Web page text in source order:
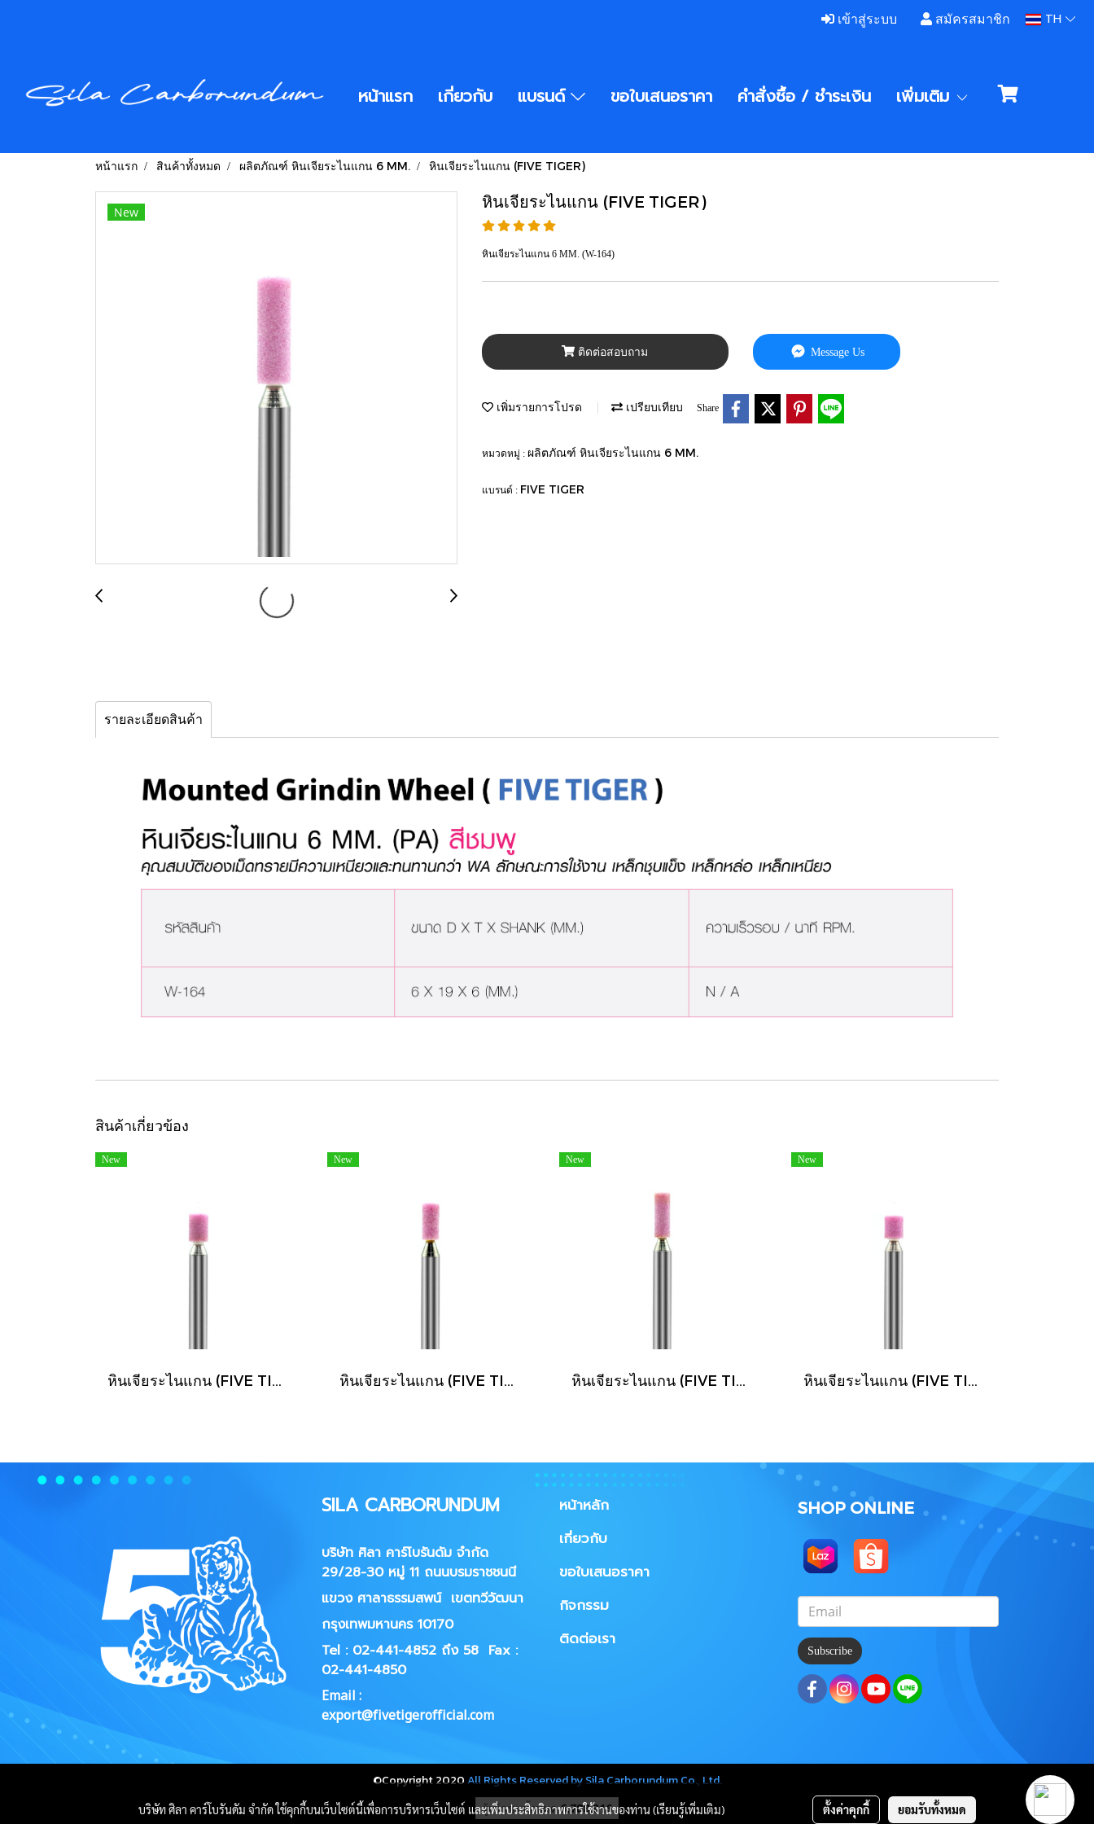
เข้าสู่ระบบ สมัครสมาชิก TH
หน้าแรก เกี่ยวกับ แบรนด์ ขอใบเสนอราคา คำสั่งซื้อ / ชําระเงิน เพิ่มเติม
หน้าแรก สินค้าทั้งหมด ผลิตภัณฑ์ หินเจียระไนแกน 6 MM. หินเจียระไนแกน (FIVE TIGER)
New
หินเจียระไนแกน (FIVE TIGER)
หินเจียระไนแกน 6 MM. (W-164)
ติดต่อสอบถาม Message Us
เพิ่มรายการโปรด เปรียบเทียบ Share
หมวดหมู่ : ผลิตภัณฑ์ หินเจียระไนแกน 6 MM.
แบรนด์ : FIVE TIGER
รายละเอียดสินค้า
สินค้าเกี่ยวข้อง
New New New New
SILA CARBORUNDUM
บริษัท ศิลา คาร์โบรันดัม จำกัด
29/28-30 หมู่ 11 ถนนบรมราชชนนี
แขวง ศาลาธรรมสพน์ เขตทวีวัฒนา
กรุงเทพมหานคร 10170
Tel : 02-441-4852 ถึง 58 Fax :
02-441-4850
Email :
export@fivetigerofficial.com
หน้าหลัก
เกี่ยวกับ
ขอใบเสนอราคา
กิจกรรม
ติดต่อเรา
SHOP ONLINE
Subscribe
©Copyright 2020 All Rights Reserved by Sila Carborundum Co., Ltd.
ผู้เข้าชมวันนี้ 202
บริษัท ศิลา คาร์โบรันดัม จำกัด ใช้คุกกี้บนเว็บไซต์นี้เพื่อการบริหารเว็บไซต์ และเพิ่มประสิทธิภาพการใช้งานของท่าน (เรียนรู้เพิ่มเติม) ตั้งค่าคุกกี้ ยอมรับทั้งหมด